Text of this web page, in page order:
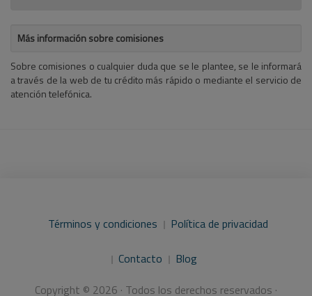
Más información sobre comisiones
Sobre comisiones o cualquier duda que se le plantee, se le informará
a través de la web de tu crédito más rápido o mediante el servicio de
atención telefónica.
Términos y condiciones Política de privacidad
Contacto
Blog
Copyright © 2026 · Todos los derechos reservados ·